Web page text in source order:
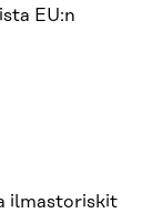
EU:n
ilmastoriskit